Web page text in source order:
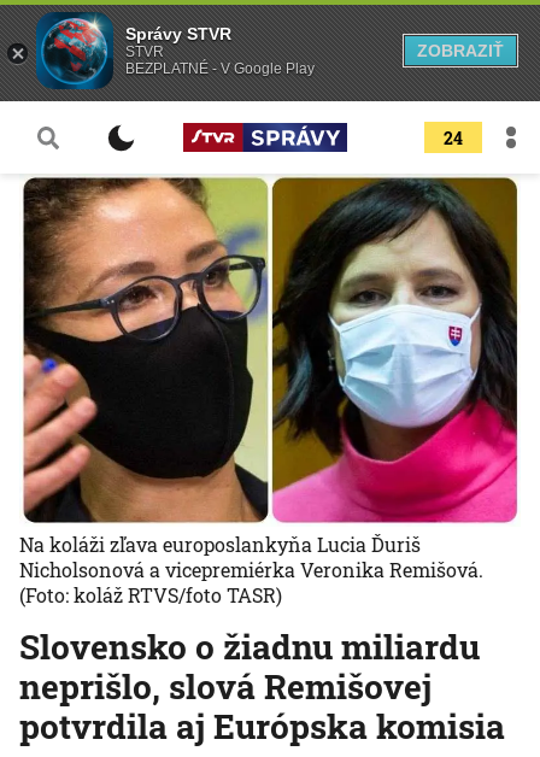
24
Slovensko o žiadnu miliardu
neprišlo, slová Remišovej
potvrdila aj Európska komisia
Na koláži zľava europoslankyňa Lucia Ďuriš
Nicholsonová a vicepremiérka Veronika Remišová.
(Foto: koláž RTVS/foto TASR)
Správy STVR
STVR
BEZPLATNÉ - V Google Play
ZOBRAZIŤ